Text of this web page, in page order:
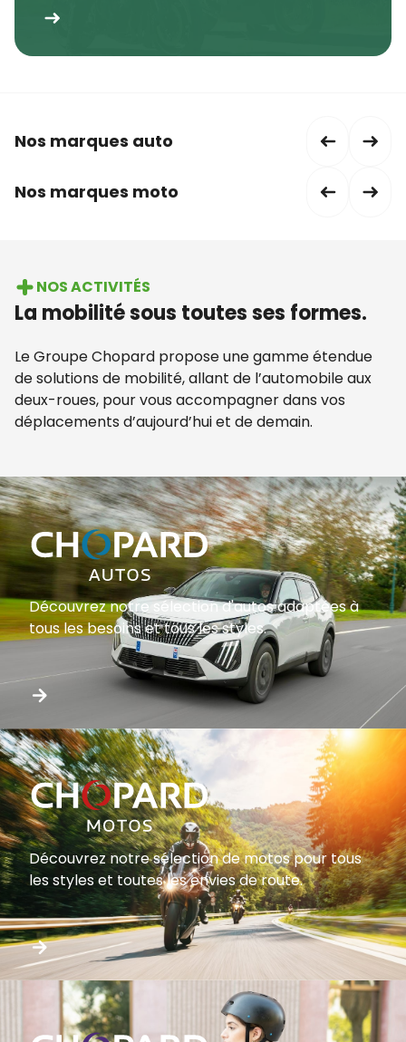
Nos marques auto
Nos marques moto
NOS ACTIVITÉS
La mobilité sous toutes ses formes.
Le Groupe Chopard propose une gamme étendue
de solutions de mobilité, allant de l’automobile aux
deux-roues, pour vous accompagner dans vos
déplacements d’aujourd’hui et de demain.
Découvrez notre sélection d'autos adaptées à
tous les besoins et tous les styles.
Découvrez notre sélection de motos pour tous
les styles et toutes les envies de route.